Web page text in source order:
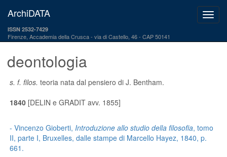
ArchiDATA
ISSN 2532-7429
Firenze, Accademia della Crusca via di Castello, 46 - CAP 50141
deontologia
s. f. filos. teoria nata dal pensiero di J. Bentham.
1840[DELIN e GRADIT avv. 1855]
- Vincenzo Gioberti, Introduzione allo studio della filosofia, tomo
II, parte I, Bruxelles, dalle stampe di Marcello Hayez, 1840, p.
661.